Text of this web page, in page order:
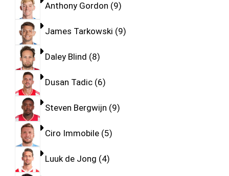
Anthony Gordon 9
James Tarkowski 9
Daley Blind 8
Dusan Tadic 6
Steven Bergwijn 9
Ciro Immobile 5
Luuk de Jong 4